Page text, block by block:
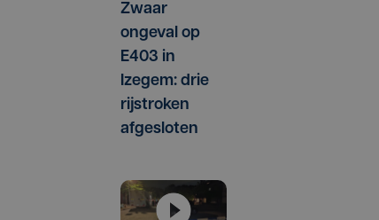
Zwaar
ongeval op
E403 in
Izegem: drie
rijstroken
afgesloten